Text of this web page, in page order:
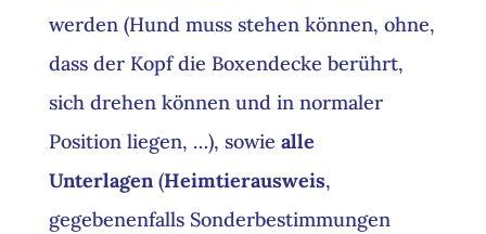
werden (Hund muss stehen können, ohne,
dass der Kopf die Boxendecke berührt,
sich drehen können und in normaler
Position liegen, …), sowie alle
Unterlagen (Heimtierausweis,
gegebenenfalls Sonderbestimmungen